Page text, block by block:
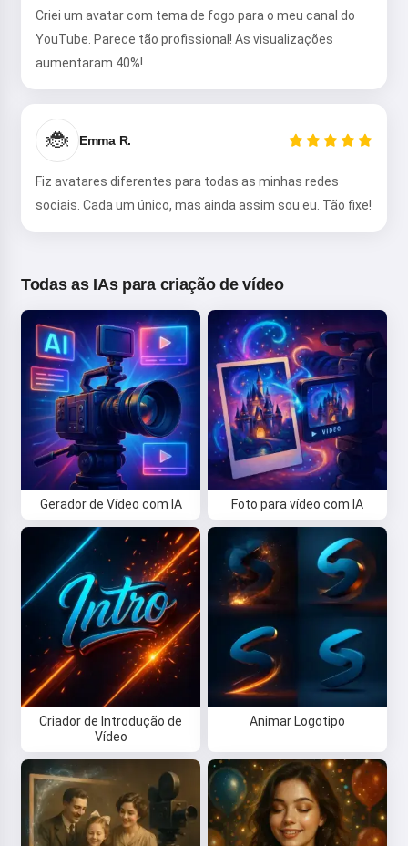
Criei um avatar com tema de fogo para o meu canal do
YouTube. Parece tão profissional! As visualizações
aumentaram 40%!
🐞 Emma R.
Fiz avatares diferentes para todas as minhas redes
sociais. Cada um único, mas ainda assim sou eu. Tão fixe!
Todas as IAs para criação de vídeo
Gerador de Vídeo com IA Foto para vídeo com IA
Criador de Introdução de
Vídeo
Animar Logotipo